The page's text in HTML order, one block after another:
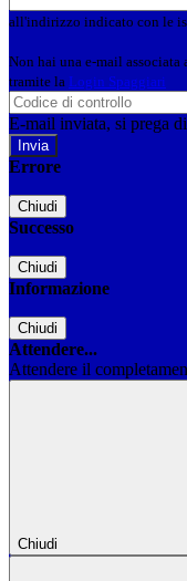
all'indirizzo indicato con le
Non hai una e-mail associata
tramite la Login Spaggiari
E-mail inviata, si prega
Errore
Chiudi
Successo
Chiudi
Informazione
Chiudi
Attendere...
Attendere il
Chiudi